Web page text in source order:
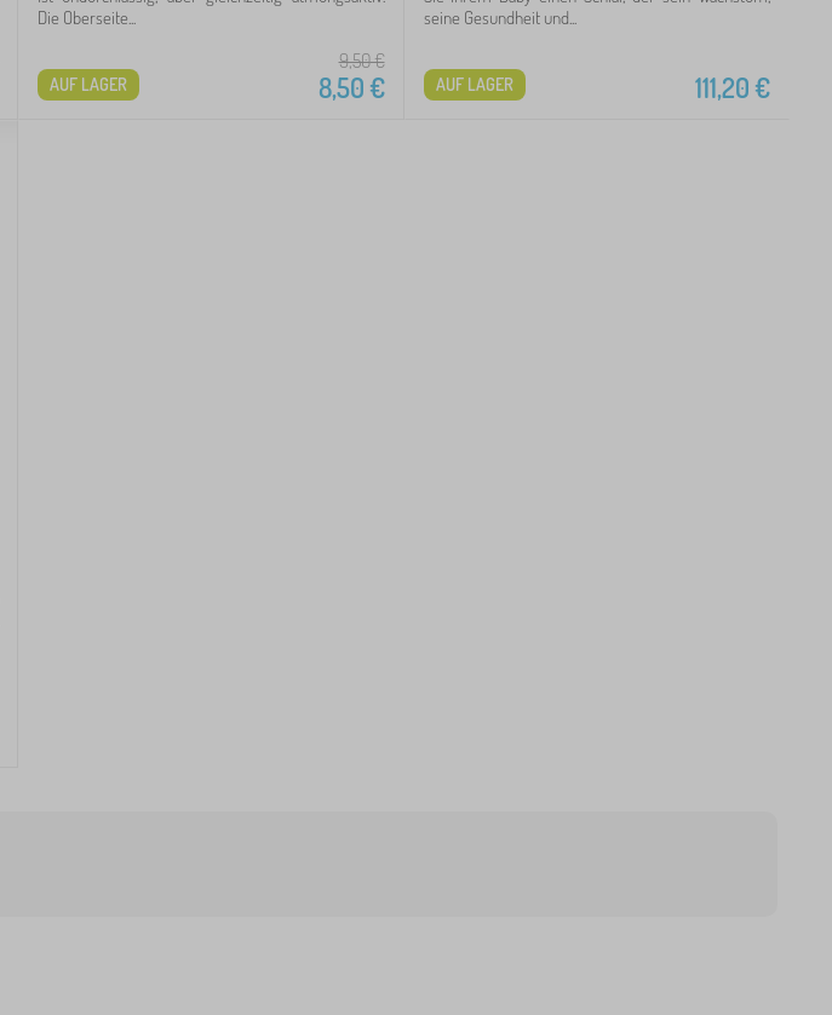
Die Oberseite...
9,50€
8,50€
AUF LAGER
seine Gesundheit und...
111,20€
AUF LAGER